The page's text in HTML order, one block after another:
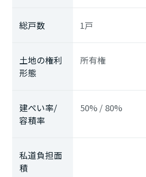
総戸数 1戸
土地の権利
形態
所有権
建ぺい率/
容積率
50% / 80%
私道負担面
積